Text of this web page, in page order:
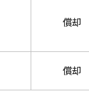
償却
償却